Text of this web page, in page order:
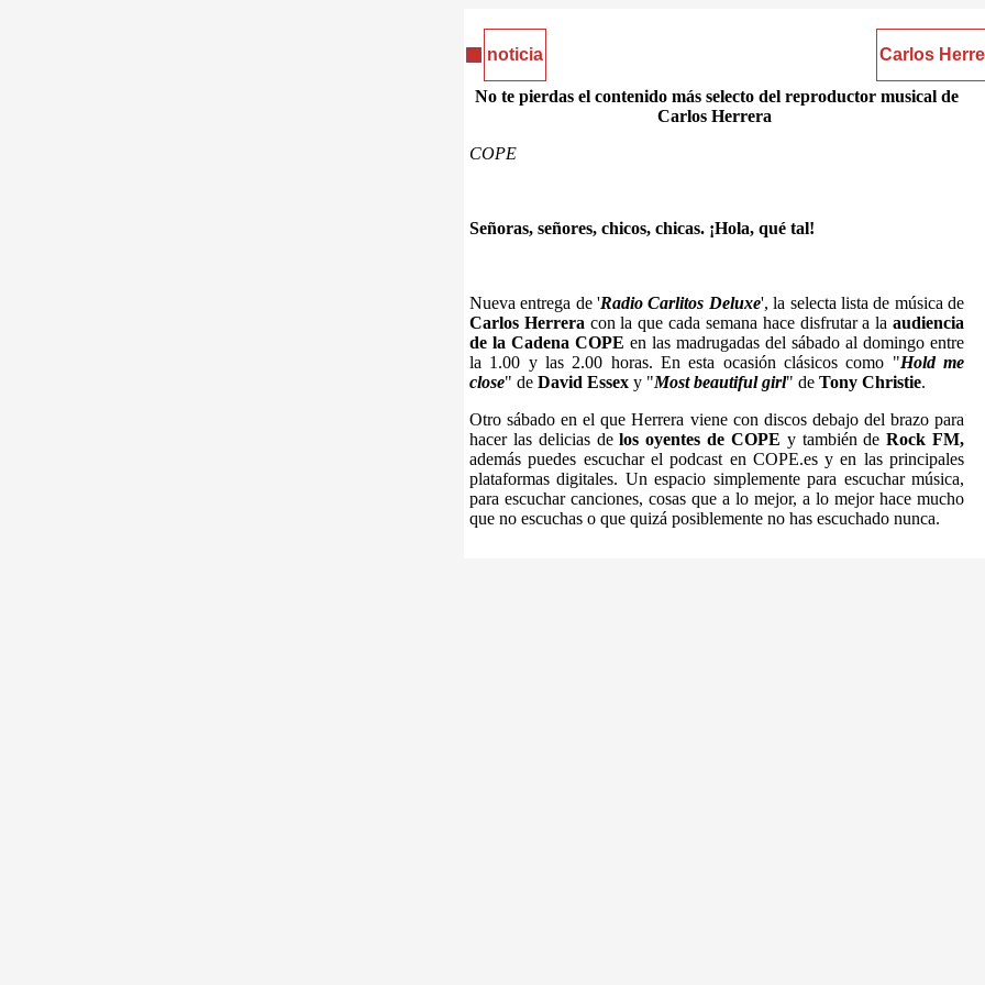
noticia Carlos
No te pierdas el contenido más selecto del reproductor musical de
Carlos Herrera
COPE
Señoras, señores, chicos, chicas. ¡Hola, qué tal!
Nueva entrega de 'Radio Carlitos Deluxe', la selecta lista de música de
Carlos Herrera con la que cada semana hace disfrutar a laaudiencia
de la Cadena COPE en las madrugadas del sábado al domingo entre
la 1.00 y las 2.00 horas. En esta ocasión clásicos como "Hold me
close" de David Essex y "Most beautiful girl" de Tony Christie.
Otro sábado en el que Herrera viene con discos debajo del brazo para
hacer las delicias delos oyentes de COPE y también deRock FM,
además puedes escuchar el podcast en COPE.es y en las principales
plataformas digitales. Un espacio simplemente para escuchar música,
para escuchar canciones, cosas que a lo mejor, a lo mejor hace mucho
que no escuchas o que quizá posiblemente no has escuchado nunca.